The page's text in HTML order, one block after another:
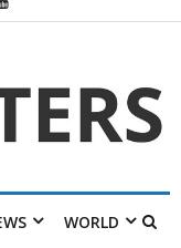
WORLD